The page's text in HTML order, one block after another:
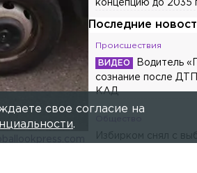
концепцию до 2035
Последние
Происшествия
Водитель
сознание после
КАД
Избирком снял с
свое согласие на
.